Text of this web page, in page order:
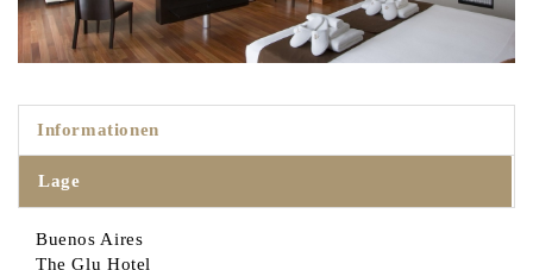
Informationen
Lage
Buenos Aires
The Glu Hotel